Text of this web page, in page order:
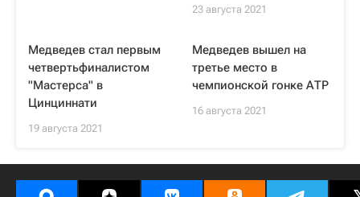
23 августа 2021
Медведев стал первым
четвертьфиналистом
"Мастерса" в
Цинциннати
19 августа 2021
Медведев вышел на
третье место в
чемпионской гонке АТР
16 августа 2021